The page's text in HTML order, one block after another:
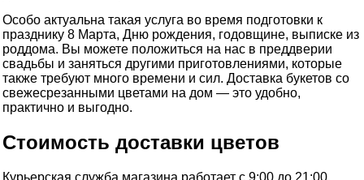
Особо актуальна такая услуга во время подготовки к
празднику 8 Марта, Дню рождения, годовщине, выписке из
роддома. Вы можете положиться на нас в преддверии
свадьбы и заняться другими приготовлениями, которые
также требуют много времени и сил. Доставка букетов со
свежесрезанными цветами на дом — это удобно,
практично и выгодно.
Стоимость доставки цветов
Курьерская служба магазина работает с 9:00 до 21:00,